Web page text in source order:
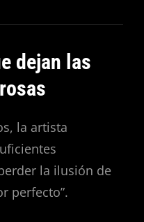
dejan las
la artista
la ilusión de
perfecto”.